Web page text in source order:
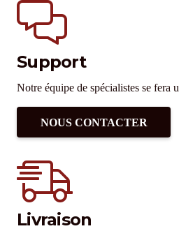
Support
Notre équipe de spécialistes se fera
NOUS CONTACTER
Livraison